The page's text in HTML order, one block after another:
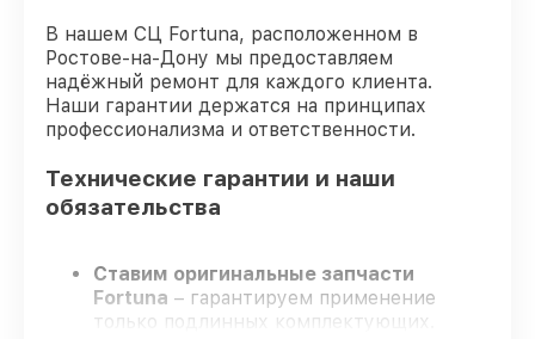
В нашем СЦ Fortuna, расположенном в
Ростове-на-Дону мы предоставляем
надёжный ремонт для каждого клиента.
Наши гарантии держатся на принципах
профессионализма и ответственности.
Технические гарантии и наши
обязательства
Ставим оригинальные запчасти
Fortuna – гарантируем применение
только подлинных комплектующих.